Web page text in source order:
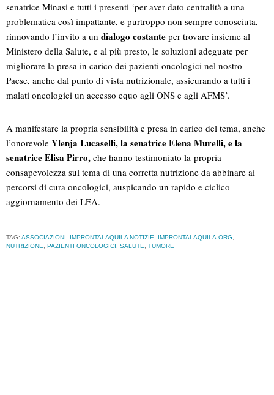
senatrice Minasi e tutti i presenti ‘per aver dato centralità a una
problematica così impattante, e purtroppo non sempre conosciuta,
rinnovando l’invito a un dialogo costante per trovare insieme al
Ministero della Salute, e al più presto, le soluzioni adeguate per
migliorare la presa in carico dei pazienti oncologici nel nostro
Paese, anche dal punto di vista nutrizionale, assicurando a tutti i
malati oncologici un accesso equo agli ONS e agli AFMS’.
A manifestare la propria sensibilità e presa in carico del tema, anche
l’onorevole Ylenja Lucaselli, la senatrice Elena Murelli, e la
senatrice Elisa Pirro, che hanno testimoniato la propria
consapevolezza sul tema di una corretta nutrizione da abbinare ai
percorsi di cura oncologici, auspicando un rapido e ciclico
aggiornamento dei LEA.
TAG: ASSOCIAZIONI, IMPRONTALAQUILA NOTIZIE, IMPRONTALAQUILA.ORG,
NUTRIZIONE, PAZIENTI ONCOLOGICI, SALUTE, TUMORE